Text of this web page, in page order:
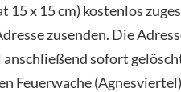
15 x 15 cm) kostenlos
zusenden. Die
sofort
Feuerwache